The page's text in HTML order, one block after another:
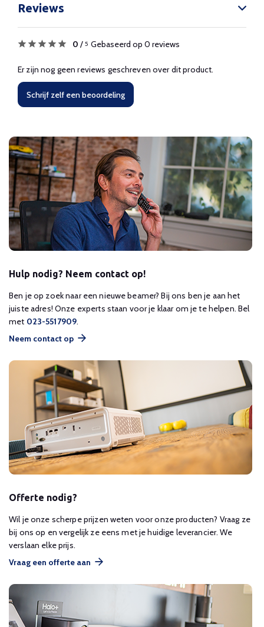
Reviews
0 / 5 Gebaseerd op 0 reviews
Er zijn nog geen reviews geschreven over dit product.
Schrijf zelf een beoordeling
Hulp nodig? Neem contact op!
Ben je op zoek naar een nieuwe beamer? Bij ons ben je aan het
juiste adres! Onze experts staan voor je klaar om je te helpen. Bel
met 023-5517909.
Neem contact op
Offerte nodig?
Wil je onze scherpe prijzen weten voor onze producten? Vraag ze
bij ons op en vergelijk ze eens met je huidige leverancier. We
verslaan elke prijs.
Vraag een offerte aan